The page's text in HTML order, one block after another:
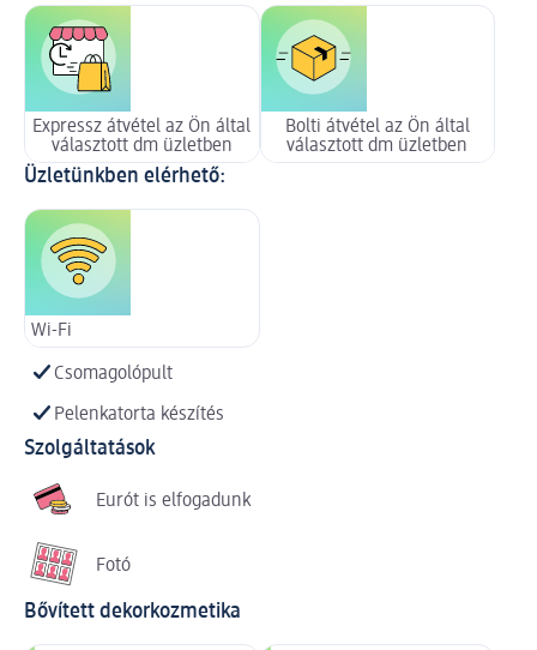
Expressz átvétel az Ön által
választott dm üzletben
Bolti átvétel az Ön által
választott dm üzletben
Üzletünkben elérhető:
Wi-Fi
Csomagolópult
Pelenkatorta készítés
Szolgáltatások
Eurót is elfogadunk
Fotó
Bővített dekorkozmetika